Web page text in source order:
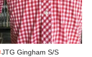
JTG Gingham S/S